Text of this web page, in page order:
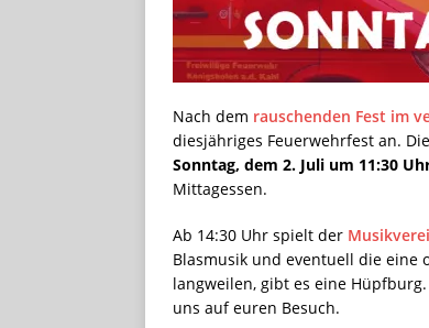
Nach dem rauschenden Fest im
diesjähriges Feuerwehrfest an.
Sonntag, dem 2. Juli um 11:30
Mittagessen.
Ab 14:30 Uhr spielt der
Blasmusik und eventuell die eine
langweilen, gibt es eine
uns auf euren Besuch.